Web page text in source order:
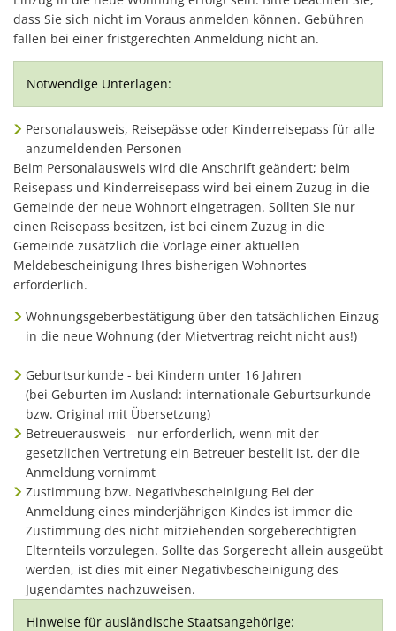
dass Sie sich nicht im Voraus anmelden können. Gebühren
fallen bei einer fristgerechten Anmeldung nicht an.
Notwendige Unterlagen:
Personalausweis, Reisepässe oder Kinderreisepass für alle
anzumeldenden Personen
Beim Personalausweis wird die Anschrift geändert; beim
Reisepass und Kinderreisepass wird bei einem Zuzug in die
Gemeinde der neue Wohnort eingetragen. Sollten Sie nur
einen Reisepass besitzen, ist bei einem Zuzug in die
Gemeinde zusätzlich die Vorlage einer aktuellen
Meldebescheinigung Ihres bisherigen Wohnortes
erforderlich.
Wohnungsgeberbestätigung über den tatsächlichen Einzug
in die neue Wohnung (der Mietvertrag reicht nicht aus!)
Geburtsurkunde - bei Kindern unter 16 Jahren
(bei Geburten im Ausland: internationale Geburtsurkunde
bzw. Original mit Übersetzung)
Betreuerausweis - nur erforderlich, wenn mit der
gesetzlichen Vertretung ein Betreuer bestellt ist, der die
Anmeldung vornimmt
Zustimmung bzw. Negativbescheinigung Bei der
Anmeldung eines minderjährigen Kindes ist immer die
Zustimmung des nicht mitziehenden sorgeberechtigten
Elternteils vorzulegen. Sollte das Sorgerecht allein ausgeübt
werden, ist dies mit einer Negativbescheinigung des
Jugendamtes nachzuweisen.
Hinweise für ausländische Staatsangehörige: